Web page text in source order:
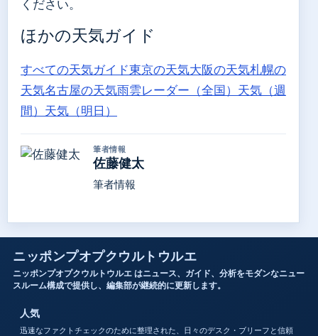
ください。
ほかの天気ガイド
すべての天気ガイド東京の天気大阪の天気札幌の
天気名古屋の天気雨雲レーダー（全国） 天気（週
間） 天気（明日）
筆者情報
佐藤健太
筆者情報
ニッポンプオプクウルトウルエ
ニッポンプオプクウルトウルエ はニュース、ガイド、分析をモダンなニュー
スルーム構成で提供し、編集部が継続的に更新します。
人気
迅速なファクトチェックのために整理された、日々のデスク・ブリーフと信頼